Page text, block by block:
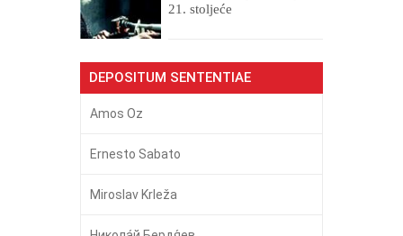
21. stoljeće
DEPOSITUM SENTENTIAE
Amos Oz
Ernesto Sabato
Miroslav Krleža